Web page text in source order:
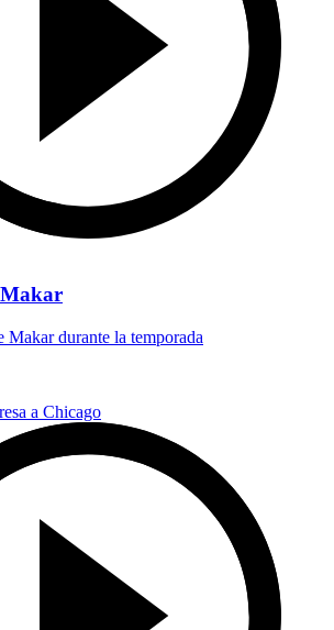
Makar
Makar durante la temporada